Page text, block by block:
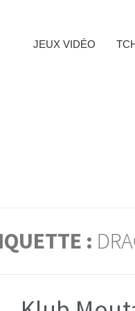
JEUX VIDÉO
: